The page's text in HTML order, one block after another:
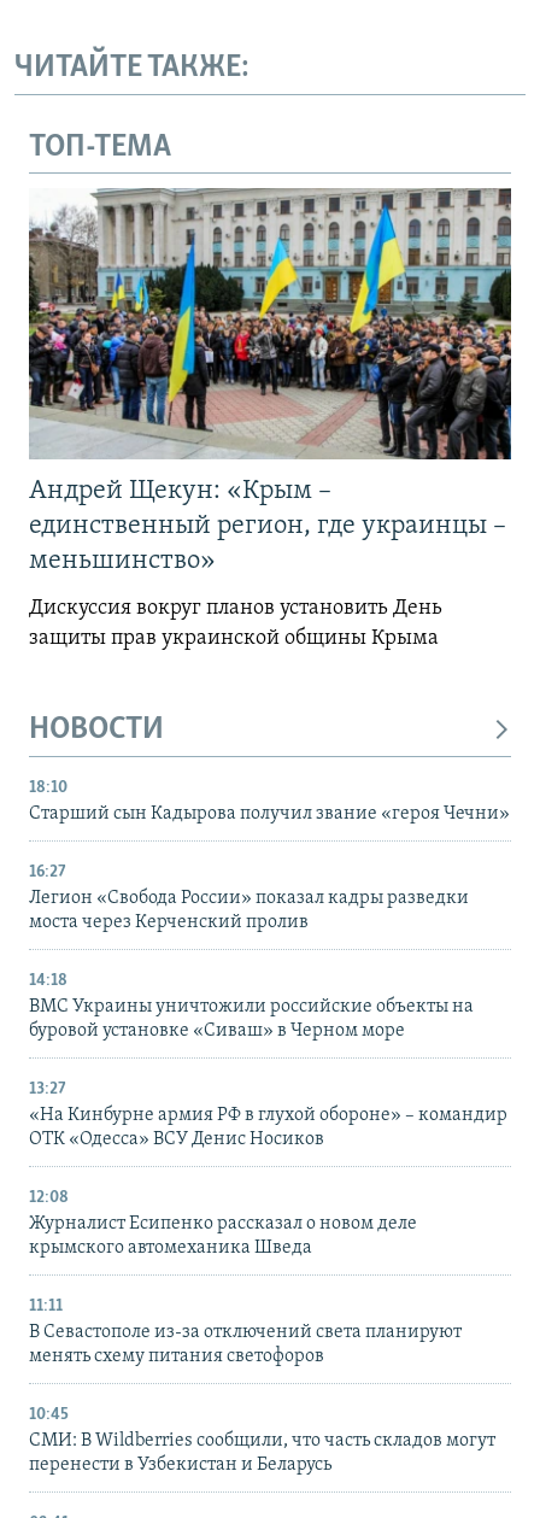
ЧИТАЙТЕ ТАКЖЕ:
ТОП-ТЕМА
Андрей Щекун: «Крым –
единственный регион, где украинцы –
меньшинство»
Дискуссия вокруг планов установить День
защиты прав украинской общины Крыма
НОВОСТИ
18:10
Старший сын Кадырова получил звание «героя Чечни»
16:27
Легион «Свобода России» показал кадры разведки
моста через Керченский пролив
14:18
ВМС Украины уничтожили российские объекты на
буровой установке «Сиваш» в Черном море
13:27
«На Кинбурне армия РФ в глухой обороне» – командир
ОТК «Одесса» ВСУ Денис Носиков
12:08
Журналист Есипенко рассказал о новом деле
крымского автомеханика Шведа
11:11
В Севастополе из-за отключений света планируют
менять схему питания светофоров
10:45
СМИ: В Wildberries сообщили, что часть складов могут
перенести в Узбекистан и Беларусь